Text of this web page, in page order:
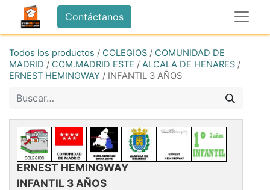
Contáctanos
Todos los productos / COLEGIOS / COMUNIDAD DE
MADRID / COM.MADRID ESTE / ALCALA DE HENARES /
ERNEST HEMINGWAY / INFANTIL 3 AÑOS
ERNEST HEMINGWAY
INFANTIL 3 AÑOS